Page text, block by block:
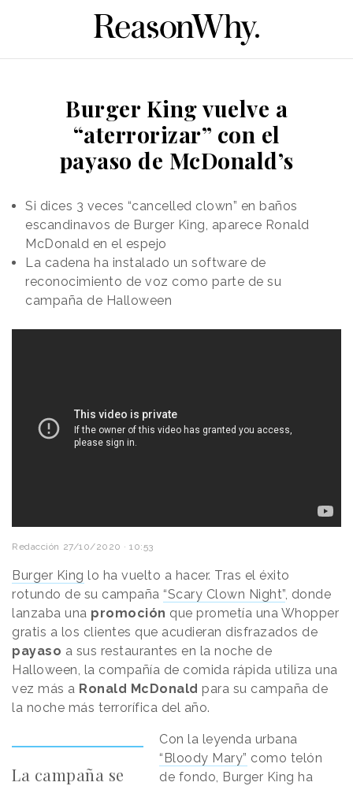
Burger King vuelve a
“aterrorizar” con el
payaso de McDonald’s
Si dices 3 veces “cancelled clown” en baños
escandinavos de Burger King, aparece Ronald
McDonald en el espejo
La cadena ha instalado un software de
reconocimiento de voz como parte de su
campaña de Halloween
Redacción 27/10/2020 · 10:53
Burger King lo ha vuelto a hacer. Tras el éxito
rotundo de su campaña “Scary Clown Night”, donde
lanzaba una promoción que prometía una Whopper
gratis a los clientes que acudieran disfrazados de
payaso a sus restaurantes en la noche de
Halloween, la compañía de comida rápida utiliza una
vez más a Ronald McDonald para su campaña de
la noche más terrorífica del año.
La campaña se
Con la leyenda urbana
“Bloody Mary” como telón
de fondo, Burger King ha